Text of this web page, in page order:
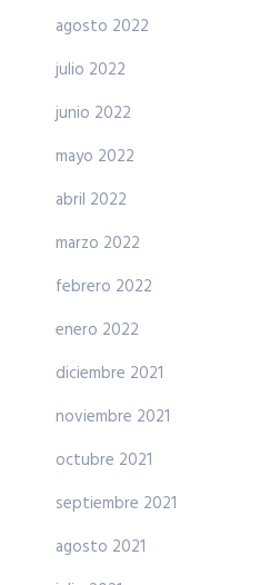
agosto 2022
julio 2022
junio 2022
mayo 2022
abril 2022
marzo 2022
febrero 2022
enero 2022
diciembre 2021
noviembre 2021
octubre 2021
septiembre 2021
agosto 2021